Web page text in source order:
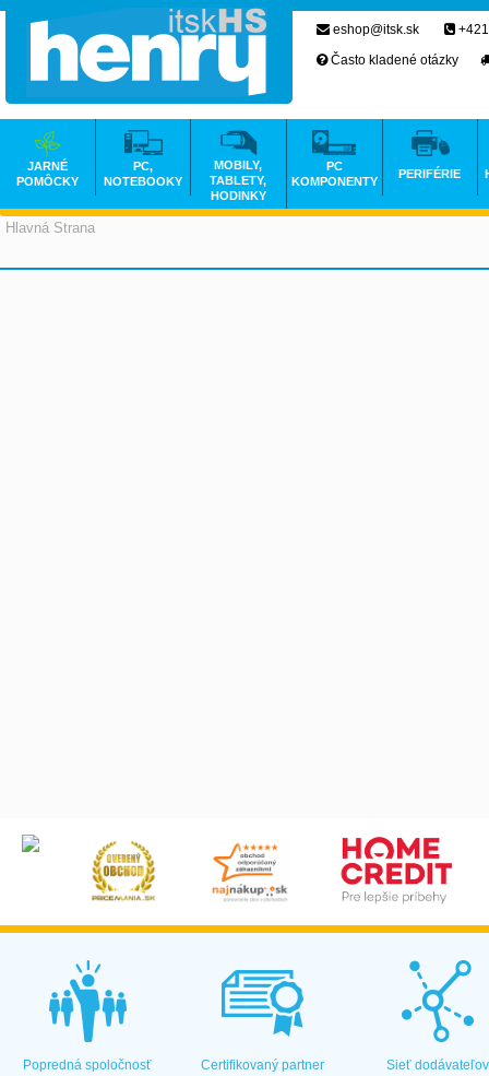
Hlavná Strana
eshop@itsk.sk
Často kladené otázky
JARNÉ
POMÔCKY
PC,
NOTEBOOKY
MOBILY,
TABLETY,
HODINKY
PC
KOMPONENTY
PERIFÉRIE
Popredná spoločnosť Certifikovaný partner Sieť dodávateľov